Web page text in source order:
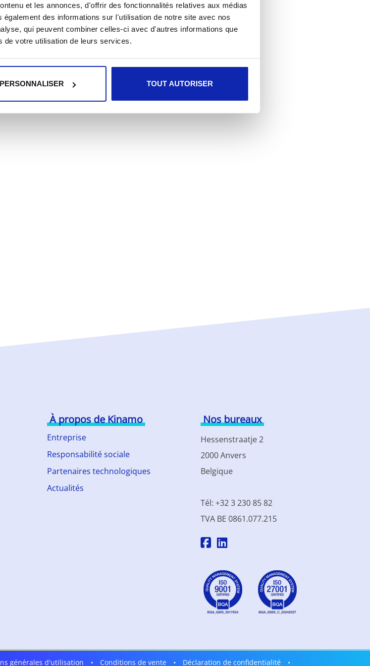
et les annonces, d'offrir des fonctionnalités relatives aux médias
des informations sur l'utilisation de notre site avec nos
qui peuvent combiner celles-ci avec d'autres informations que
de votre utilisation de leurs services.
PERSONNALISER TOUT AUTORISER
À propos de Kinamo
Entreprise
Responsabilité sociale
Partenaires technologiques
Actualités
Nos bureaux
Hessenstraatje 2
2000 Anvers
Belgique
Tél: +32 3 230 85 82
TVA BE 0861.077.215
générales d'utilisation • Conditions de vente • Déclaration de confidentialité •